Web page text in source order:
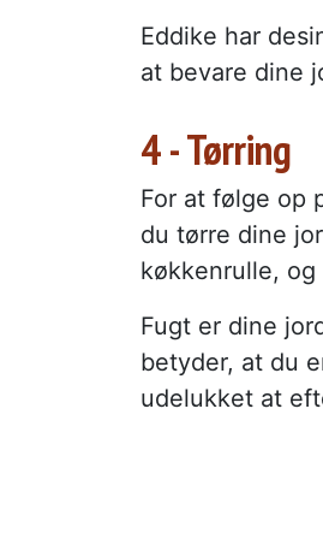
Eddike har
at bevare dine
4 - Tørring
For at følge op
du tørre dine
køkkenrulle,
Fugt er dine
betyder, at du
udelukket at